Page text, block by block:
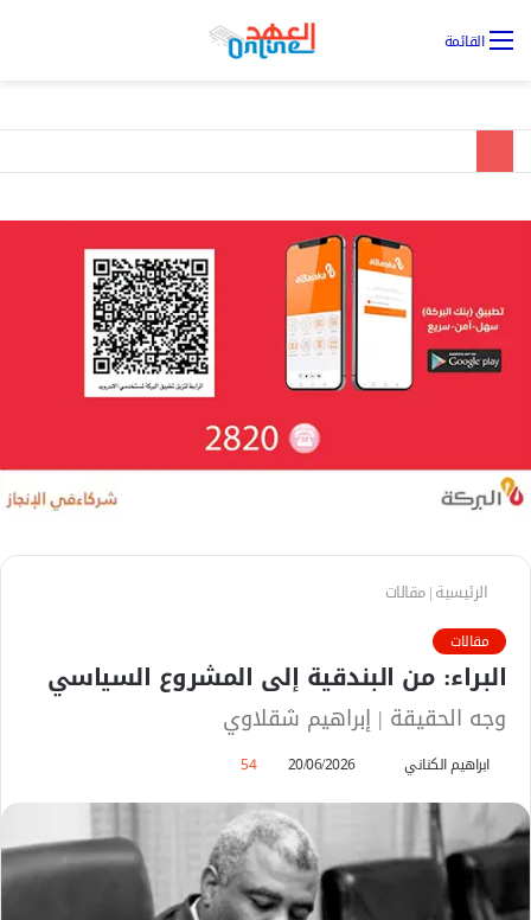
القائمة
الرئيسية|مقالات
مقالات
البراء: من البندقية إلى المشروع السياسي
وجه الحقيقة | إبراهيم شقلاوي
ابراهيم الكناني 20/06/2026
54